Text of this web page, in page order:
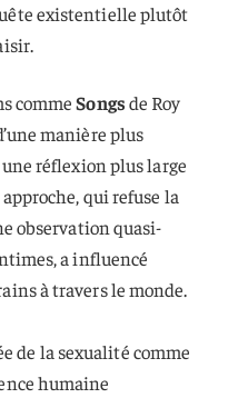
existentielle plutôt
commeSongsde Roy
manière plus
réflexion plus large
qui refuse la
observation quasi-
a influencé
à travers le monde.
de la sexualité comme
humaine